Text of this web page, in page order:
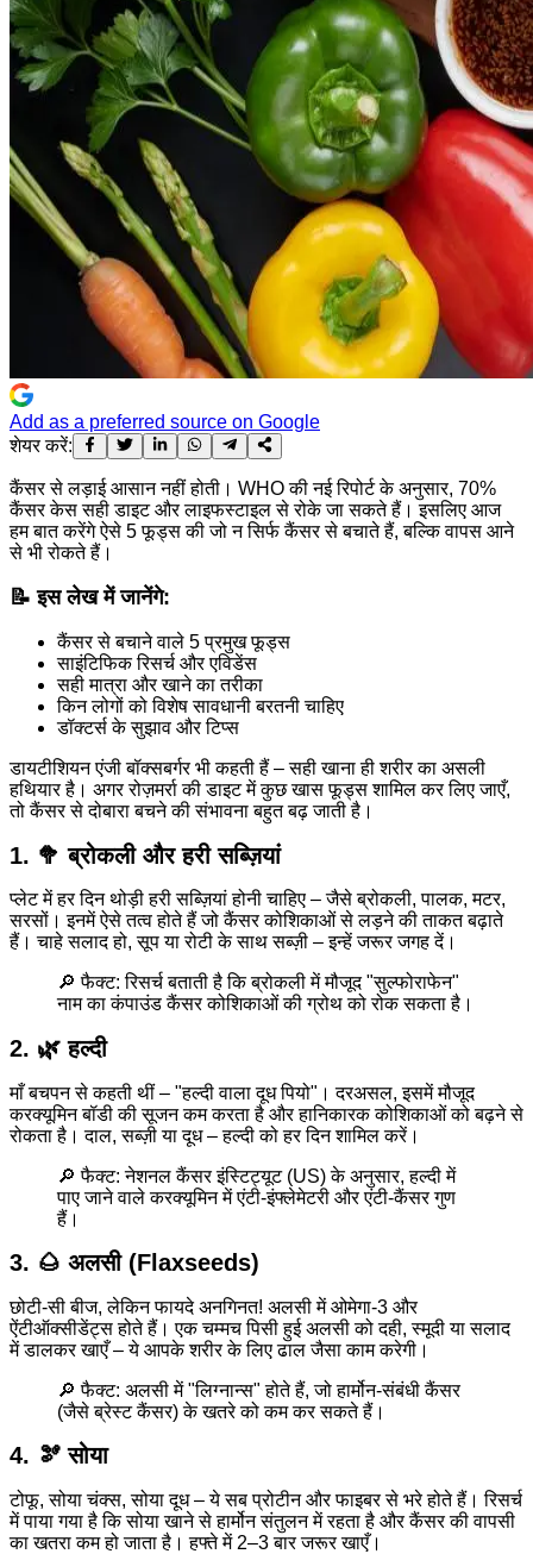
Add as a preferred source on Google
शेयर करें:
कैंसर से लड़ाई आसान नहीं होती। WHO की नई रिपोर्ट के अनुसार, 70%
कैंसर केस सही डाइट और लाइफस्टाइल से रोके जा सकते हैं। इसलिए आज
हम बात करेंगे ऐसे 5 फूड्स की जो न सिर्फ कैंसर से बचाते हैं, बल्कि वापस आने
से भी रोकते हैं।
📝 इस लेख में जानेंगे:
कैंसर से बचाने वाले 5 प्रमुख फूड्स
साइंटिफिक रिसर्च और एविडेंस
सही मात्रा और खाने का तरीका
किन लोगों को विशेष सावधानी बरतनी चाहिए
डॉक्टर्स के सुझाव और टिप्स
डायटीशियन एंजी बॉक्सबर्गर भी कहती हैं – सही खाना ही शरीर का असली
हथियार है। अगर रोज़मर्रा की डाइट में कुछ खास फूड्स शामिल कर लिए जाएँ,
तो कैंसर से दोबारा बचने की संभावना बहुत बढ़ जाती है।
1. 🥦 ब्रोकली और हरी सब्ज़ियां
प्लेट में हर दिन थोड़ी हरी सब्ज़ियां होनी चाहिए – जैसे ब्रोकली, पालक, मटर,
सरसों। इनमें ऐसे तत्व होते हैं जो कैंसर कोशिकाओं से लड़ने की ताकत बढ़ाते
हैं। चाहे सलाद हो, सूप या रोटी के साथ सब्ज़ी – इन्हें जरूर जगह दें।
🔎 फैक्ट: रिसर्च बताती है कि ब्रोकली में मौजूद "सुल्फोराफेन"
नाम का कंपाउंड कैंसर कोशिकाओं की ग्रोथ को रोक सकता है।
2. 🌿 हल्दी
माँ बचपन से कहती थीं – "हल्दी वाला दूध पियो"। दरअसल, इसमें मौजूद
करक्यूमिन बॉडी की सूजन कम करता है और हानिकारक कोशिकाओं को बढ़ने से
रोकता है। दाल, सब्ज़ी या दूध – हल्दी को हर दिन शामिल करें।
🔎 फैक्ट: नेशनल कैंसर इंस्टिट्यूट (US) के अनुसार, हल्दी में
पाए जाने वाले करक्यूमिन में एंटी-इंफ्लेमेटरी और एंटी-कैंसर गुण
हैं।
3. 🌰 अलसी (Flaxseeds)
छोटी-सी बीज, लेकिन फायदे अनगिनत! अलसी में ओमेगा-3 और
ऐंटीऑक्सीडेंट्स होते हैं। एक चम्मच पिसी हुई अलसी को दही, स्मूदी या सलाद
में डालकर खाएँ – ये आपके शरीर के लिए ढाल जैसा काम करेगी।
🔎 फैक्ट: अलसी में "लिग्नान्स" होते हैं, जो हार्मोन-संबंधी कैंसर
(जैसे ब्रेस्ट कैंसर) के खतरे को कम कर सकते हैं।
4. 🫘 सोया
टोफू, सोया चंक्स, सोया दूध – ये सब प्रोटीन और फाइबर से भरे होते हैं। रिसर्च
में पाया गया है कि सोया खाने से हार्मोन संतुलन में रहता है और कैंसर की वापसी
का खतरा कम हो जाता है। हफ्ते में 2–3 बार जरूर खाएँ।